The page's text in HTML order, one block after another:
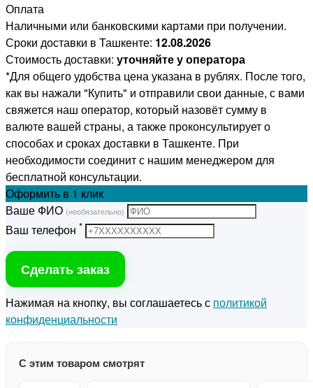
Оплата
Наличными или банковскими картами при получении.
Сроки доставки в Ташкенте: 12.08.2026
Стоимость доставки: уточняйте у оператора
*Для общего удобства цена указана в рублях. После того,
как вы нажали "Купить" и отправили свои данные, с вами
свяжется наш оператор, который назовёт сумму в
валюте вашей страны, а также проконсультирует о
способах и сроках доставки в Ташкенте. При
необходимости соединит с нашим менеджером для
бесплатной консультации.
Оформить в 1 клик
Ваше ФИО (необязательно)
Ваш телефон *
Сделать заказ
Нажимая на кнопку, вы соглашаетесь с политикой
конфиденциальности
С этим товаром смотрят